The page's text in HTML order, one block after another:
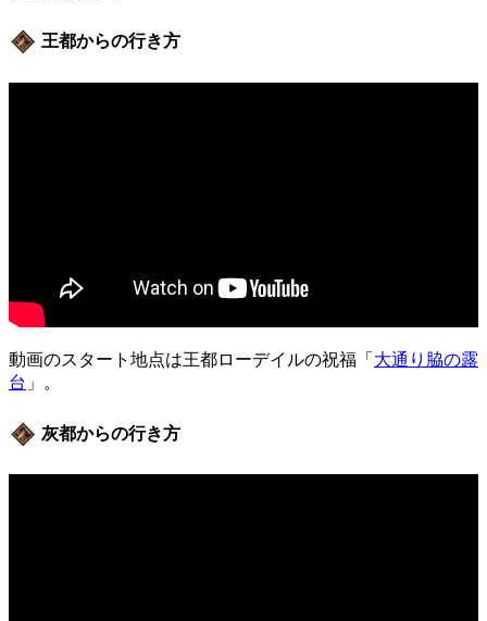
王都からの行き方
動画のスタート地点は王都ローデイルの祝福「 大通り脇の露
台 」。
灰都からの行き方